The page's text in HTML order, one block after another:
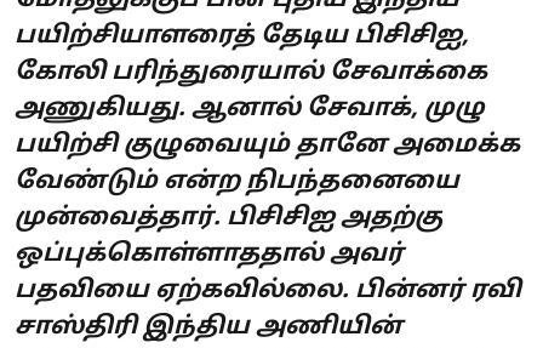
பயிற்சியாளரைத் தேடிய பிசிசிஐ,
கோலி பரிந்துரையால் சேவாக்கை
அணுகியது. ஆனால் சேவாக், முழு
பயிற்சி குழுவையும் தானே அமைக்க
வேண்டும் என்ற நிபந்தனையை
முன்வைத்தார். பிசிசிஐ அதற்கு
ஒப்புக்கொள்ளாததால் அவர்
பதவியை ஏற்கவில்லை. பின்னர் ரவி
சாஸ்திரி இந்திய அணியின்